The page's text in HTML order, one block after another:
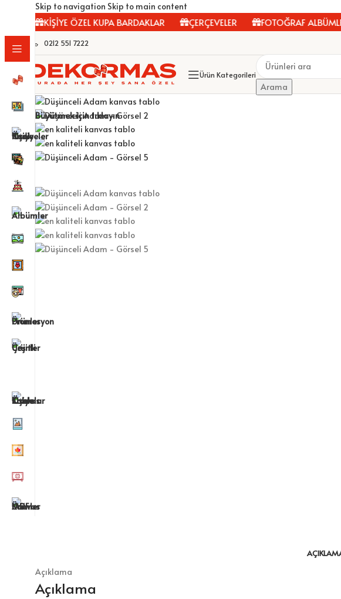
Skip to navigation Skip to main content
KİŞİYE ÖZEL KUPA BARDAKLAR ÇERÇEVELER FOTOĞRAF ALBÜMLERİ
0212 551 7222
Ürün Kategorileri
Arama
Büyütmek için tıklayın
Açıklama
Açıklama